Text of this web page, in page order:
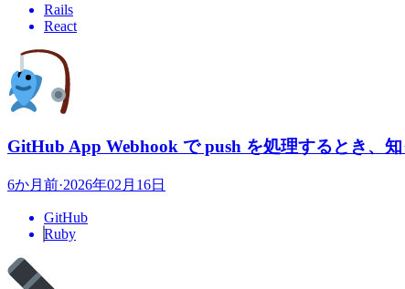
Rails
React
GitHub App Webhook で push を処理するとき、
6か月前·2026年02月16日
GitHub
Ruby